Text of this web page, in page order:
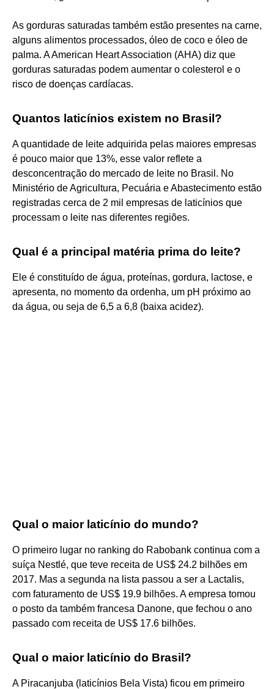
As gorduras saturadas também estão presentes na carne,
alguns alimentos processados, óleo de coco e óleo de
palma. A American Heart Association (AHA) diz que
gorduras saturadas podem aumentar o colesterol e o
risco de doenças cardíacas.
Quantos laticínios existem no Brasil?
A quantidade de leite adquirida pelas maiores empresas
é pouco maior que 13%, esse valor reflete a
desconcentração do mercado de leite no Brasil. No
Ministério de Agricultura, Pecuária e Abastecimento estão
registradas cerca de 2 mil empresas de laticínios que
processam o leite nas diferentes regiões.
Qual é a principal matéria prima do leite?
Ele é constituído de água, proteínas, gordura, lactose, e
apresenta, no momento da ordenha, um pH próximo ao
da água, ou seja de 6,5 a 6,8 (baixa acidez).
Qual o maior laticínio do mundo?
O primeiro lugar no ranking do Rabobank continua com a
suíça Nestlé, que teve receita de US$ 24.2 bilhões em
2017. Mas a segunda na lista passou a ser a Lactalis,
com faturamento de US$ 19.9 bilhões. A empresa tomou
o posto da também francesa Danone, que fechou o ano
passado com receita de US$ 17.6 bilhões.
Qual o maior laticínio do Brasil?
A Piracanjuba (laticínios Bela Vista) ficou em primeiro